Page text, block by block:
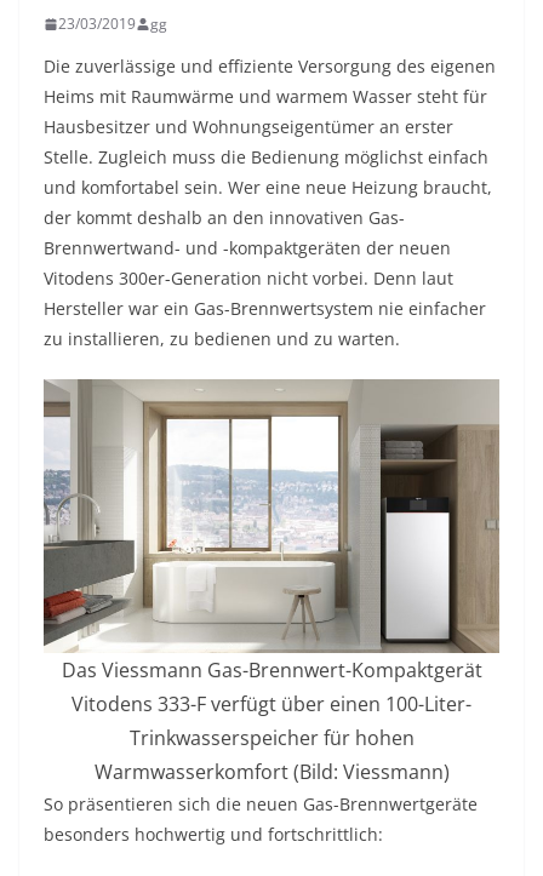
23/03/2019 gg
Die zuverlässige und effiziente Versorgung des eigenen
Heims mit Raumwärme und warmem Wasser steht für
Hausbesitzer und Wohnungseigentümer an erster
Stelle. Zugleich muss die Bedienung möglichst einfach
und komfortabel sein. Wer eine neue Heizung braucht,
der kommt deshalb an den innovativen Gas-
Brennwertwand- und -kompaktgeräten der neuen
Vitodens 300er-Generation nicht vorbei. Denn laut
Hersteller war ein Gas-Brennwertsystem nie einfacher
zu installieren, zu bedienen und zu warten.
Das Viessmann Gas-Brennwert-Kompaktgerät
Vitodens 333-F verfügt über einen 100-Liter-
Trinkwasserspeicher für hohen
Warmwasserkomfort (Bild: Viessmann)
So präsentieren sich die neuen Gas-Brennwertgeräte
besonders hochwertig und fortschrittlich: